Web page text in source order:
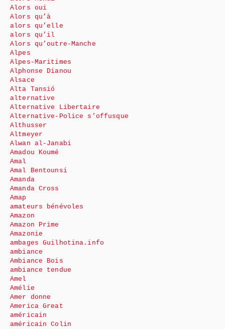
Alors oui
Alors qu’à
alors qu’elle
alors qu’il
Alors qu’outre-Manche
Alpes
Alpes-Maritimes
Alphonse Dianou
Alsace
Alta Tansió
alternative
Alternative Libertaire
Alternative-Police s’offusque
Althusser
Altmeyer
Alwan al-Janabi
Amadou Koumé
Amal
Amal Bentounsi
Amanda
Amanda Cross
Amap
amateurs bénévoles
Amazon
Amazon Prime
Amazonie
ambages Guilhotina.info
ambiance
Ambiance Bois
ambiance tendue
Amel
Amélie
Amer donne
America Great
américain
américain Colin